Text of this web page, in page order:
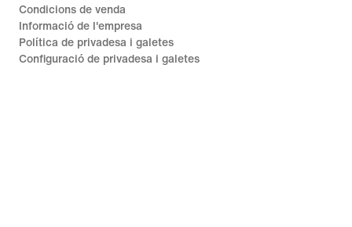
Condicions de venda
Informació de l'empresa
Política de privadesa i galetes
Configuració de privadesa i galetes